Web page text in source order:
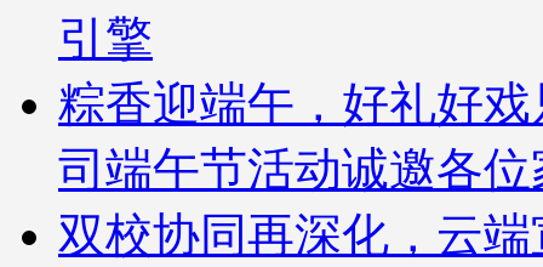
引擎
粽香迎端午，好礼好
司端午节活动诚邀各
双校协同再深化，云